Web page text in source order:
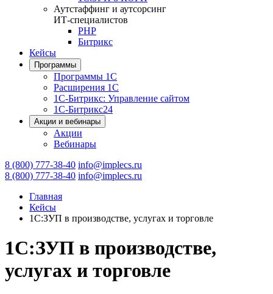
Аутстаффинг и аутсорсинг
ИТ-специалистов
PHP
Битрикс
Кейсы
Программы
Программы 1С
Расширения 1С
1С-Битрикс: Управление сайтом
1С-Битрикс24
Акции и вебинары
Акции
Вебинары
8 (800) 777-38-40 info@implecs.ru
8 (800) 777-38-40 info@implecs.ru
Главная
Кейсы
1С:ЗУП в производстве, услугах и торговле
1С:ЗУП в производстве,
услугах и торговле